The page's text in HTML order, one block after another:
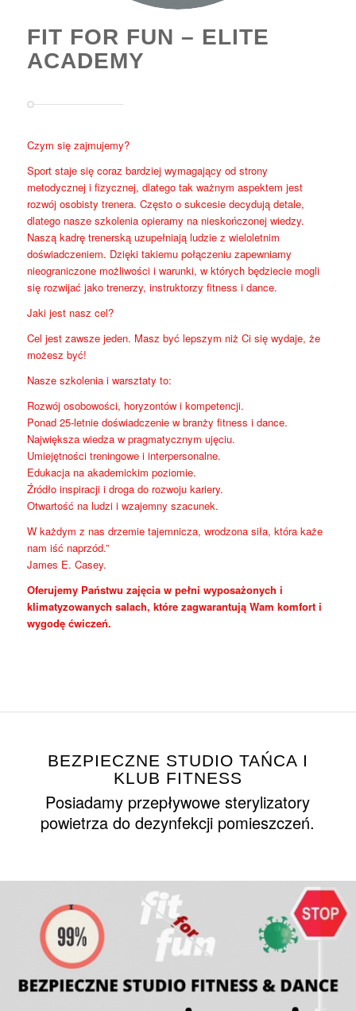
FIT FOR FUN – ELITE
ACADEMY
Czym się zajmujemy?
Sport staje się coraz bardziej wymagający od strony
metodycznej i fizycznej, dlatego tak ważnym aspektem jest
rozwój osobisty trenera. Często o sukcesie decydują detale,
dlatego nasze szkolenia opieramy na nieskończonej wiedzy.
Naszą kadrę trenerską uzupełniają ludzie z wieloletnim
doświadczeniem. Dzięki takiemu połączeniu zapewniamy
nieograniczone możliwości i warunki, w których będziecie mogli
się rozwijać jako trenerzy, instruktorzy fitness i dance.
Jaki jest nasz cel?
Cel jest zawsze jeden. Masz być lepszym niż Ci się wydaje, że
możesz być!
Nasze szkolenia i warsztaty to:
Rozwój osobowości, horyzontów i kompetencji.
Ponad 25-letnie doświadczenie w branży fitness i dance.
Największa wiedza w pragmatycznym ujęciu.
Umiejętności treningowe i interpersonalne.
Edukacja na akademickim poziomie.
Źródło inspiracji i droga do rozwoju kariery.
Otwartość na ludzi i wzajemny szacunek.
W każdym z nas drzemie tajemnicza, wrodzona siła, która każe
nam iść naprzód.”
James E. Casey.
Oferujemy Państwu zajęcia w pełni wyposażonych i
klimatyzowanych salach, które zagwarantują Wam komfort i
wygodę ćwiczeń.
BEZPIECZNE STUDIO TAŃCA I
KLUB FITNESS
Posiadamy przepływowe sterylizatory
powietrza do dezynfekcji pomieszczeń.